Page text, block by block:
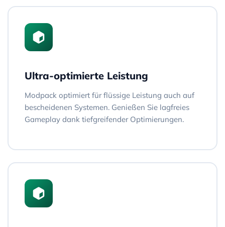
Ultra-optimierte Leistung
Modpack optimiert für flüssige Leistung auch auf
bescheidenen Systemen. Genießen Sie lagfreies
Gameplay dank tiefgreifender Optimierungen.